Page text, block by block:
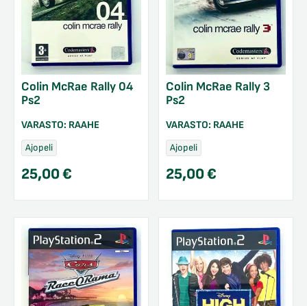
Colin McRae Rally 04
Ps2
VARASTO: RAAHE
Ajopeli
25,00€
Colin McRae Rally 3
Ps2
VARASTO: RAAHE
Ajopeli
25,00€